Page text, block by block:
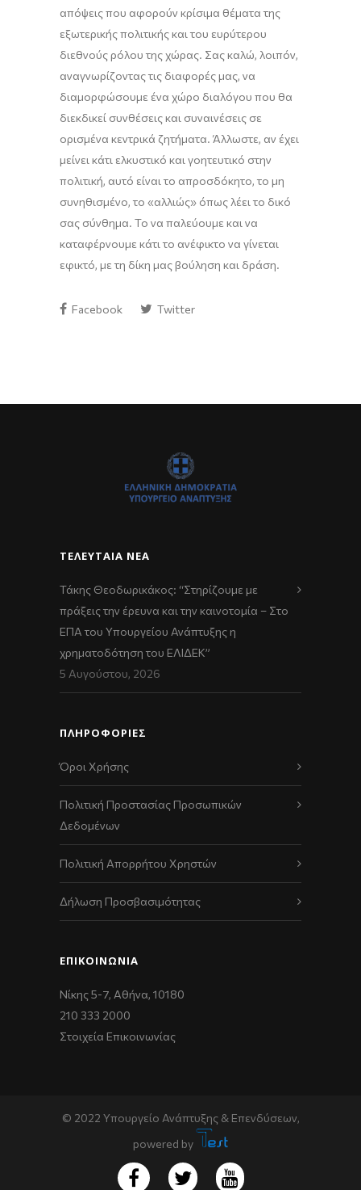
απόψεις που αφορούν κρίσιμα θέματα της
εξωτερικής πολιτικής και του ευρύτερου
διεθνούς ρόλου της χώρας. Σας καλώ, λοιπόν,
αναγνωρίζοντας τις διαφορές μας, να
διαμορφώσουμε ένα χώρο διαλόγου που θα
διεκδικεί συνθέσεις και συναινέσεις σε
ορισμένα κεντρικά ζητήματα. Άλλωστε, αν έχει
μείνει κάτι ελκυστικό και γοητευτικό στην
πολιτική, αυτό είναι το απροσδόκητο, το μη
συνηθισμένο, το «αλλιώς» όπως λέει το δικό
σας σύνθημα. Το να παλεύουμε και να
καταφέρνουμε κάτι το ανέφικτο να γίνεται
εφικτό, με τη δίκη μας βούληση και δράση.
Facebook Twitter
ΤΕΛΕΥΤΑΊΑ ΝΈΑ
Τάκης Θεοδωρικάκος: “Στηρίζουμε με
πράξεις την έρευνα και την καινοτομία – Στο
ΕΠΑ του Υπουργείου Ανάπτυξης η
χρηματοδότηση του ΕΛΙΔΕΚ”
5 Αυγούστου, 2026
ΠΛΗΡΟΦΟΡΙΕΣ
Όροι Χρήσης
Πολιτική Προστασίας Προσωπικών
Δεδομένων
Πολιτική Απορρήτου Χρηστών
Δήλωση Προσβασιμότητας
ΕΠΙΚΟΙΝΩΝΊΑ
Νίκης 5-7, Αθήνα, 10180
210 333 2000
Στοιχεία Επικοινωνίας
© 2022 Υπουργείο Ανάπτυξης & Επενδύσεων,
powered by